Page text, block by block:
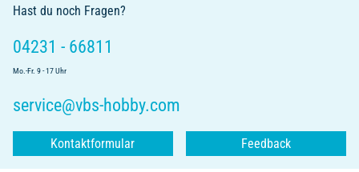
Hast du noch Fragen?
04231 - 66811
Mo.-Fr. 9 - 17 Uhr
service@vbs-hobby.com
Kontaktformular Feedback